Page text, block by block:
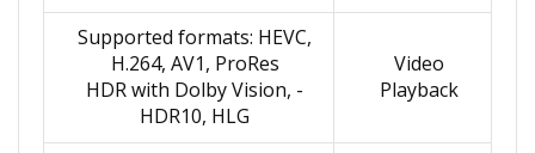
Video
Playback
Supported formats: HEVC,
H.264, AV1, ProRes
- HDR with Dolby Vision,
HDR10, HLG